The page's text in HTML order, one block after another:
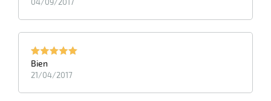
Bien
21/04/2017